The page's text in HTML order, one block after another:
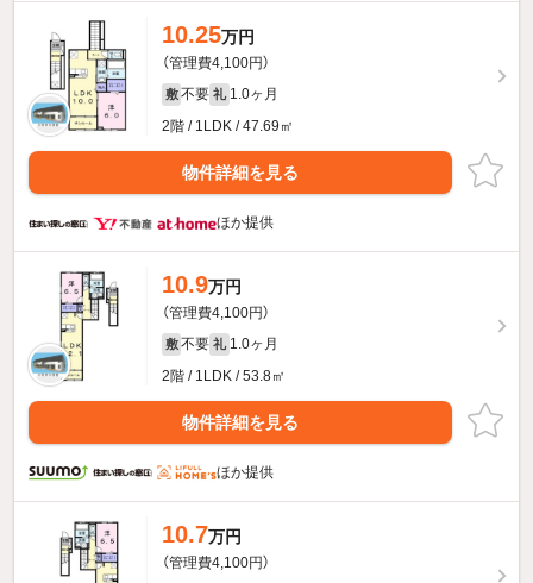
10.25万円
（管理費4,100円）
敷 不要 礼 1.0ヶ月
2階 / 1LDK / 47.69㎡
物件詳細を見る
ほか提供
10.9万円
（管理費4,100円）
敷 不要 礼 1.0ヶ月
2階 / 1LDK / 53.8㎡
物件詳細を見る
ほか提供
10.7万円
（管理費4,100円）